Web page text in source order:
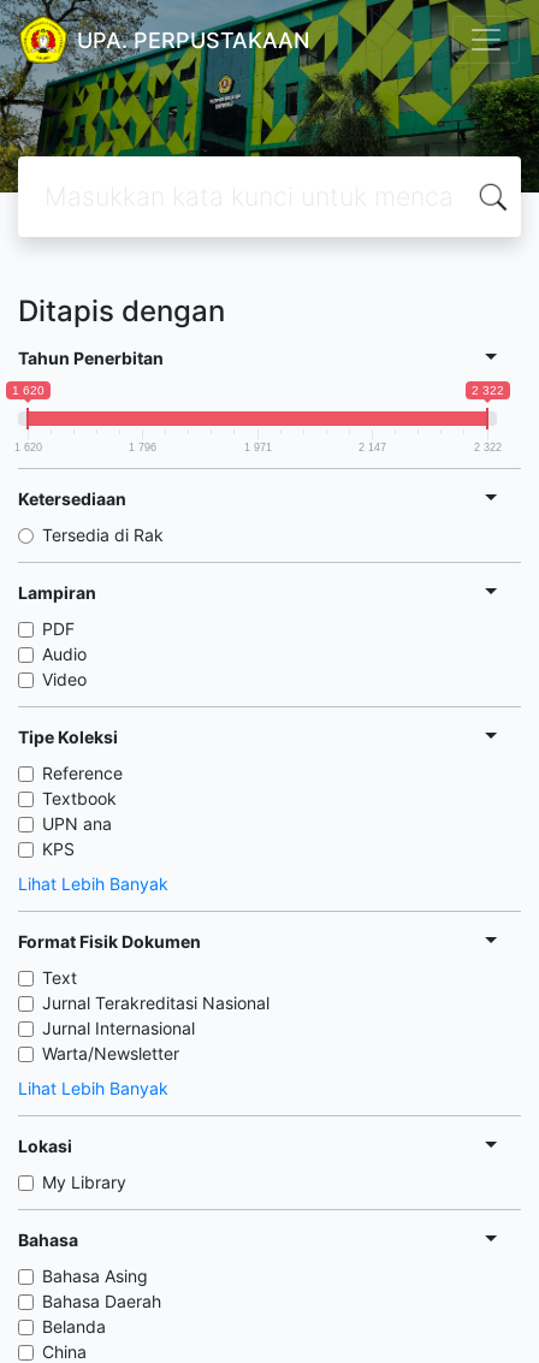
UPA. PERPUSTAKAAN
Ditapis dengan
Tahun Penerbitan
1 620 2 322
1 620 1 796 1 971 2 147 2 322
Ketersediaan
Tersedia di Rak
Lampiran
PDF
Audio
Video
Tipe Koleksi
Reference
Textbook
UPN ana
KPS
Lihat Lebih Banyak
Format Fisik Dokumen
Text
Jurnal Terakreditasi Nasional
Jurnal Internasional
Warta/Newsletter
Lihat Lebih Banyak
Lokasi
My Library
Bahasa
Bahasa Asing
Bahasa Daerah
Belanda
China